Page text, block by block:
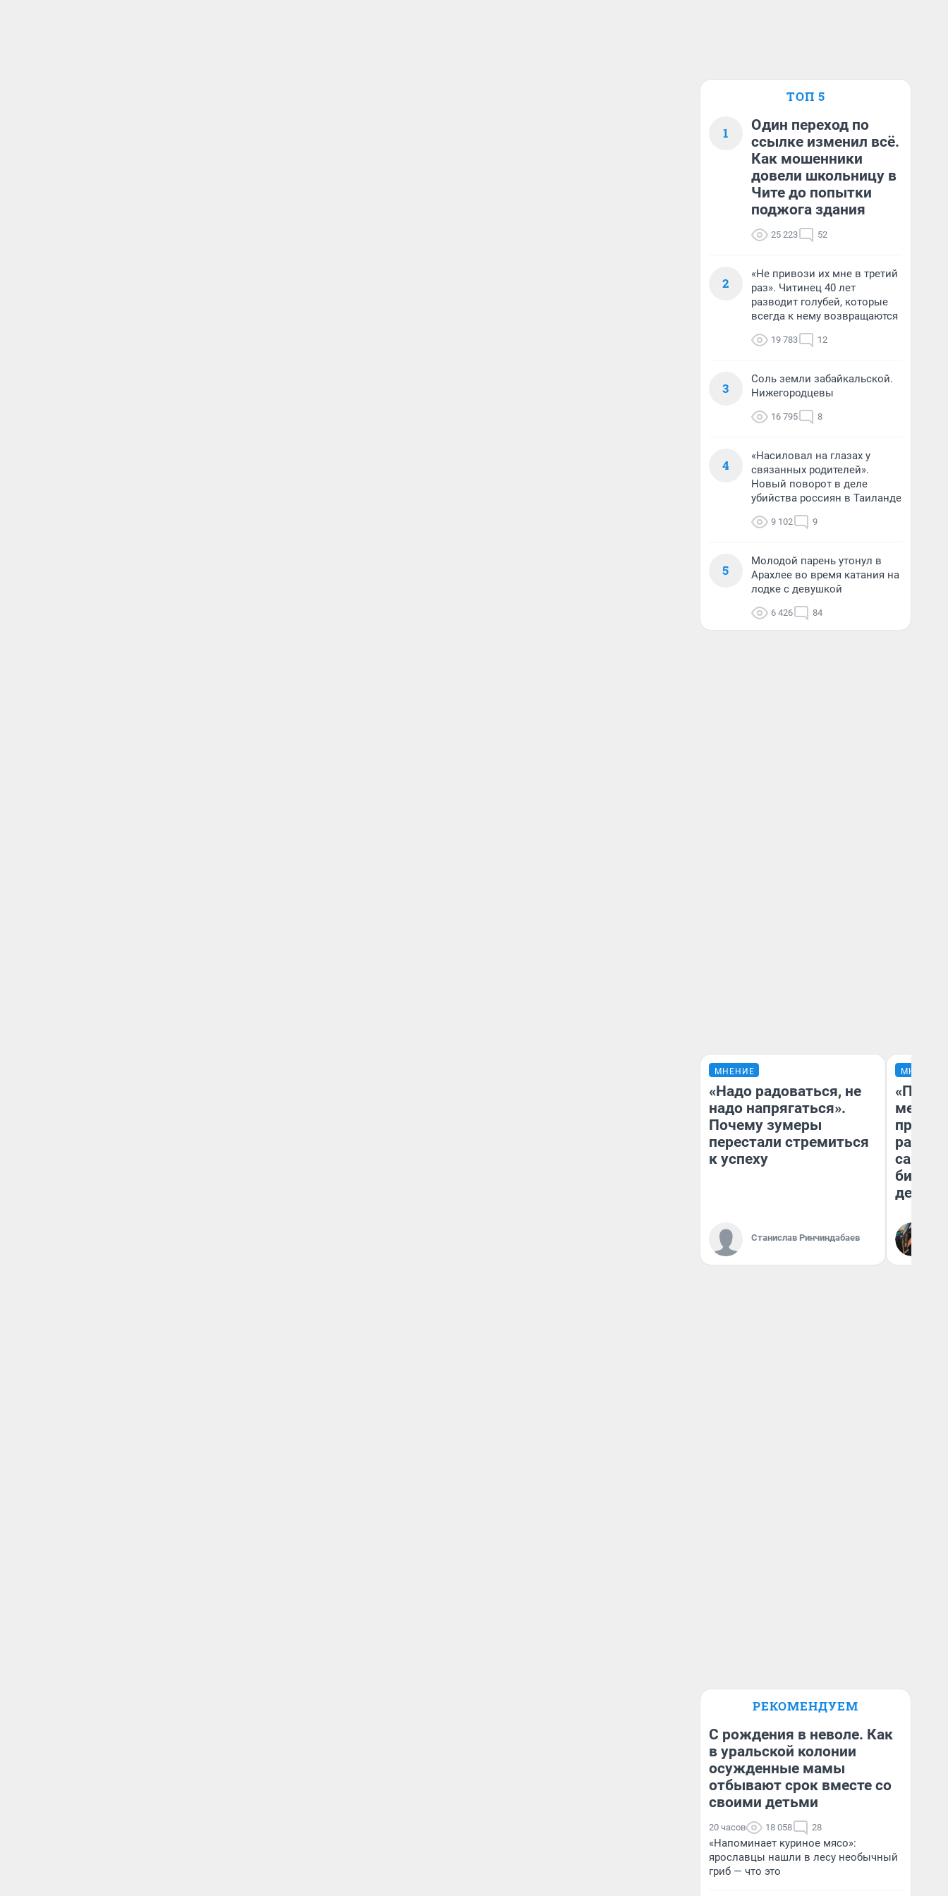
ТОП 5
1
Один переход по
ссылке изменил всё.
Как мошенники
довели школьницу в
Чите до попытки
поджога здания
25 223 52
2
«Не привози их мне в третий
раз». Читинец 40 лет
разводит голубей, которые
всегда к нему возвращаются
19 783 12
3
Соль земли забайкальской.
Нижегородцевы
16 795 8
4
«Насиловал на глазах у
связанных родителей».
Новый поворот в деле
убийства россиян в Таиланде
9 102 9
5
Молодой парень утонул в
Арахлее во время катания на
лодке с девушкой
6 426 84
МНЕНИЕ
«Надо радоваться, не
надо напрягаться».
Почему зумеры
перестали стремиться
к успеху
Станислав Ринчиндабаев
МНЕНИЕ
самом
РЕКОМЕНДУЕМ
С рождения в неволе. Как
в уральской колонии
осужденные мамы
отбывают срок вместе со
своими детьми
20 часов 18 058 28
«Напоминает куриное мясо»:
ярославцы нашли в лесу необычный
гриб — что это